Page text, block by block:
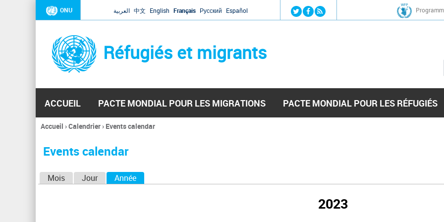
Jump to navigation
ONU العربية 中文 English Français Русский Español
Réfugiés et migrants
ACCUEIL PACTE MONDIAL POUR LES MIGRATIONS PACTE MONDIAL POUR LES RÉFUGIÉS
Vous
ici
Accueil ›Calendrier› Events calendar
Events calendar
Mois Jour Année
2023